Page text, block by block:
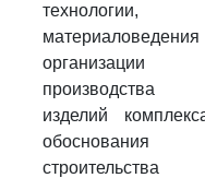
технологии,
материаловедения
организации
производства
изделий
обоснования
строительства